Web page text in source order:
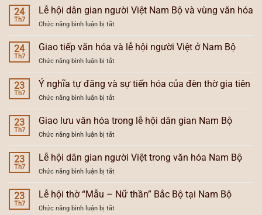
và
lễ
hội
Bộ
tiếp
văn
hóa
và
xu
Nam
Bộ
24
Th7
Lễ hội dân gian người Việt Nam Bộ và vùng văn hóa
Chức năng bình luận bị tắtở
Lễ
hội
gian
người
Việt
vùng
văn
24
Th7
Giao tiếp văn hóa và lễ hội người Việt ở Nam Bộ
Chức năng bình luận bị tắtở
Giao
tiếp
hóa
và
lễ
ở
Nam
23
Th7
Ý nghĩa tự đăng và sự tiến hóa của đèn thờ gia tiên
Chức năng bình luận bị tắtở
Ý
nghĩa
đăng
và
sự
đèn
thờ
23
Th7
Giao lưu văn hóa trong lễ hội dân gian Nam Bộ
Chức năng bình luận bị tắtở
Giao
lưu
văn
hóa
trong
lễ
23
Th7
Lễ hội dân gian người Việt trong văn hóa Nam Bộ
Chức năng bình luận bị tắtở
Lễ
hội
gian
23
Th7
Lễ hội thờ “Mẫu – Nữ thần” Bắc Bộ tại Nam Bộ
Chức năng bình luận bị tắtở